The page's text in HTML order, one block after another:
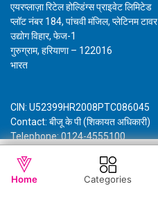
WISHLIST
एयरप्लाज़ा रिटेल होल्डिंग्स प्राइवेट लिमिटेड
प्लॉट नंबर 184, पांचवी मंजिल, प्लेटिनम टावर
उद्योग विहार, फेज-1
गुरुग्राम, हरियाणा – 122016
भारत
CIN: U52399HR2008PTC086045
Contact: बीजू के पी (शिकायत अधिकारी)
Telephone: 0124-4555100
विशाल मेगा मार्ट के बारे में जानकारी
Home Categories